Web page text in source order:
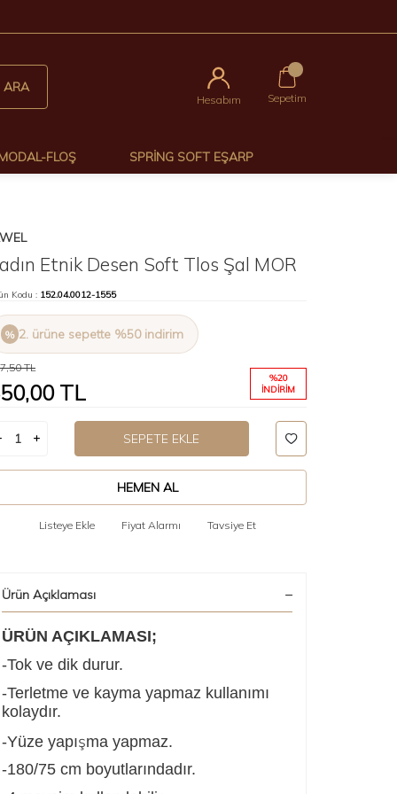
ARA
Hesabım Sepetim
FLOŞ SPRING SOFT EŞARP
Etnik Desen Soft Tlos Şal MOR
Kodu : 152.04.0012-1555
2. ürüne sepette %50 indirim
TL
TL
%20
İNDIRIM
SEPETE EKLE
HEMEN AL
Listeye Ekle Fiyat Alarmı Tavsiye Et
Ürün Açıklaması
ÜRÜN AÇIKLAMASI;
-Tok ve dik durur.
-Terletme ve kayma yapmaz kullanımı
kolaydır.
-Yüze yapışma yapmaz.
-180/75 cm boyutlarındadır.